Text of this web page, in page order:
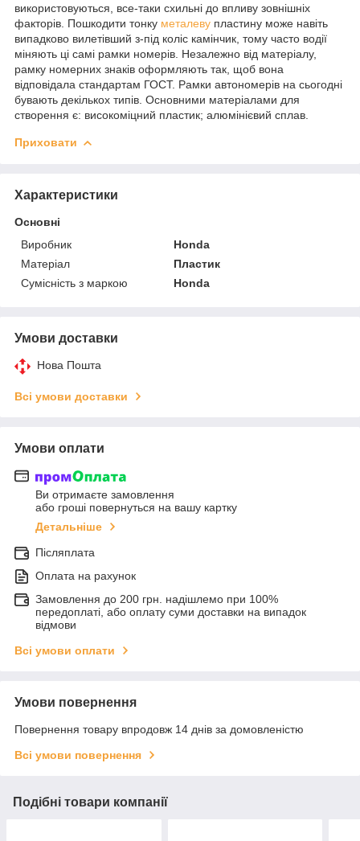
використовуються, все-таки схильні до впливу зовнішніх
факторів. Пошкодити тонку металеву пластину може навіть
випадково вилетівший з-під коліс камінчик, тому часто водії
міняють ці самі рамки номерів. Незалежно від матеріалу,
рамку номерних знаків оформляють так, щоб вона
відповідала стандартам ГОСТ. Рамки автономерів на сьогодні
бувають декількох типів. Основними матеріалами для
створення є: високоміцний пластик; алюмінієвий сплав.
Приховати
Характеристики
Основні
Виробник
Honda
Матеріал
Пластик
Сумісність з маркою
Honda
Умови доставки
Нова Пошта
Всі умови доставки
Умови оплати
Ви отримаєте замовлення
або гроші повернуться на вашу картку
Детальніше
Післяплата
Оплата на рахунок
Замовлення до 200 грн. надішлемо при 100%
передоплаті, або оплату суми доставки на випадок
відмови
Всі умови оплати
Умови повернення
Повернення товару впродовж 14 днів за домовленістю
Всі умови повернення
Подібні товари компанії